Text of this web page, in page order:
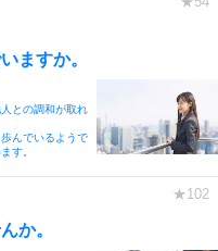
ますか。
との調和が取れ
んでいるようで
す。
か。